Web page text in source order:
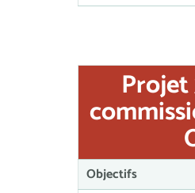
Projet
Objectifs